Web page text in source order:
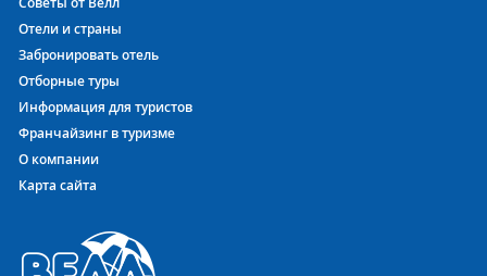
Отели и страны
Забронировать отель
Отборные туры
Информация для туристов
Франчайзинг в туризме
О компании
Карта сайта